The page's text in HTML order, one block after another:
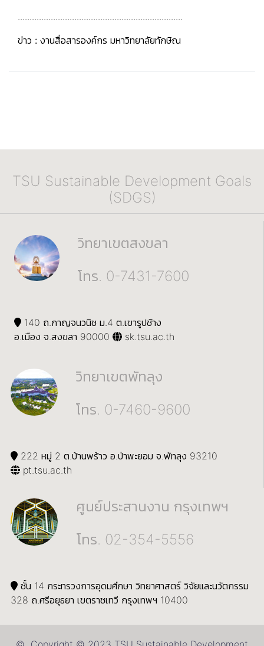
......................................................................
ข่าว : งานสื่อสารองค์กร มหาวิทยาลัยทักษิณ
TSU Sustainable Development Goals
(SDGS)
วิทยาเขตสงขลา
โทร. 0-7431-7600
140 ถ.กาญจนวนิช ม.4 ต.เขารูปช้าง
อ.เมือง จ.สงขลา 90000
sk.tsu.ac.th
วิทยาเขตพัทลุง
โทร. 0-7460-9600
222 หมู่ 2 ต.บ้านพร้าว อ.ป่าพะยอม จ.พัทลุง 93210
pt.tsu.ac.th
ศูนย์ประสานงาน กรุงเทพฯ
โทร. 02-354-5556
ชั้น 14 กระทรวงการอุดมศึกษา วิทยาศาสตร์ วิจัยและนวัตกรรม
328 ถ.ศรีอยุธยา เขตราชเทวี กรุงเทพฯ 10400